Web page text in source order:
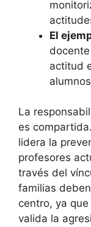
El
actitud
La
es
lidera la
profesores
través del
familias
centro, ya
valida la